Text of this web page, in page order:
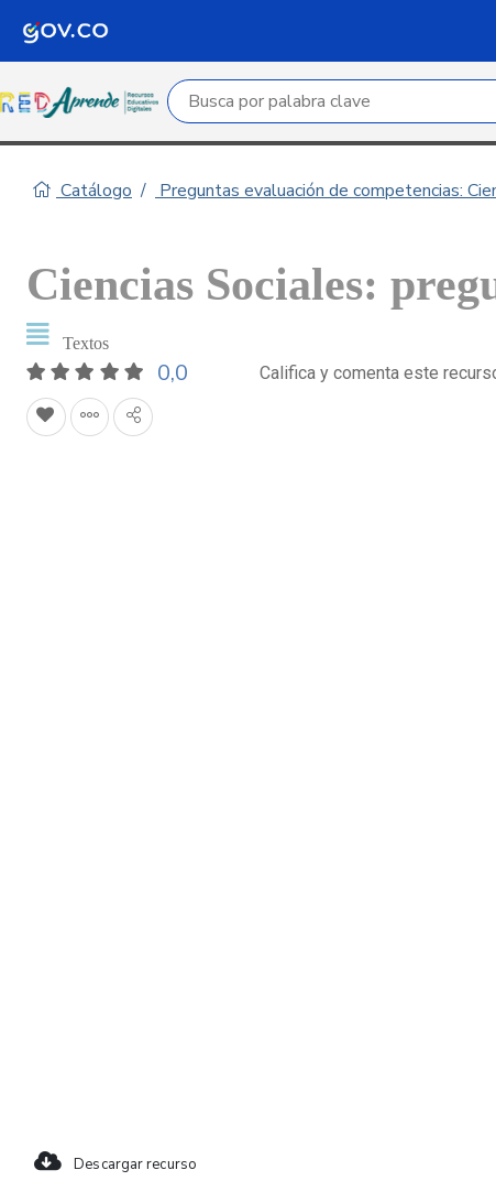
Campo de búsqueda por palabra clave
Catálogo Preguntas evaluación de competencias:
Ciencias Sociales:
Textos
0,0 Califica y comenta este
Descargar recurso